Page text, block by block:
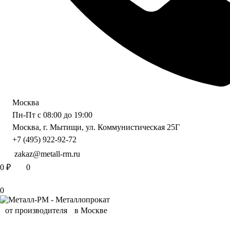
Москва
Пн-Пт с 08:00 до 19:00
Москва, г. Мытищи, ул. Коммунистическая 25Г
+7 (495) 922-92-72
zakaz@metall-rm.ru
0 ₽ 0
0